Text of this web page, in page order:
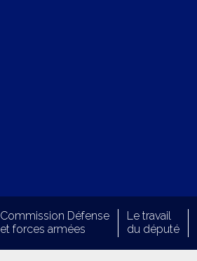
Commission Défense
et forces armées
Le travail
du député